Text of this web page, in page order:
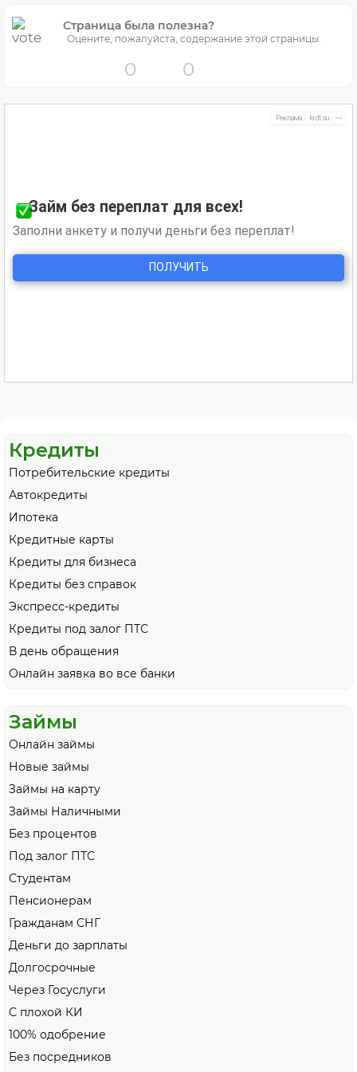
Страница была полезна?
Оцените, пожалуйста, содержание этой страницы.
0 0
Кредиты
Потребительские кредиты
Автокредиты
Ипотека
Кредитные карты
Кредиты для бизнеса
Кредиты без справок
Экспресс-кредиты
Кредиты под залог ПТС
В день обращения
Онлайн заявка во все банки
Займы
Онлайн займы
Новые займы
Займы на карту
Займы Наличными
Без процентов
Под залог ПТС
Студентам
Пенсионерам
Гражданам СНГ
Деньги до зарплаты
Долгосрочные
Через Госуслуги
С плохой КИ
100% одобрение
Без посредников